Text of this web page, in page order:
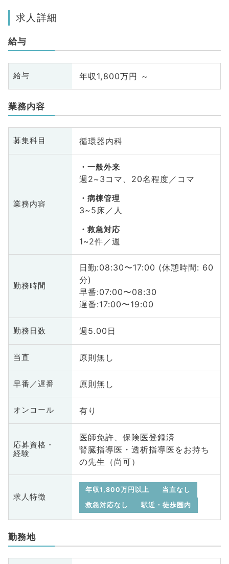
求人詳細
給与
給与 年収1,800万円 ～
業務内容
募集科目 循環器内科
業務内容
一般外来
週2~3コマ、20名程度／コマ
病棟管理
3~5床／人
救急対応
1~2件／週
勤務時間
日勤:08:30〜17:00 (休憩時間: 60
分)
早番:07:00〜08:30
遅番:17:00〜19:00
勤務日数 週5.00日
当直 原則無し
早番／遅番 原則無し
オンコール 有り
応募資格・
経験
医師免許、保険医登録済
腎臓指導医・透析指導医をお持ち
の先生（尚可）
求人特徴
年収1,800万円以上
当直なし
救急対応なし
駅近・徒歩圏内
勤務地